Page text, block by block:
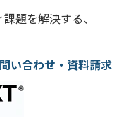
題を解決する、
い合わせ・資料請求